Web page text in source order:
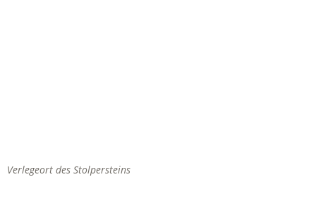
Verlegeort des Stolpersteins